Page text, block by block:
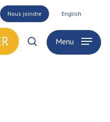
Nous joindre English
searchMenu